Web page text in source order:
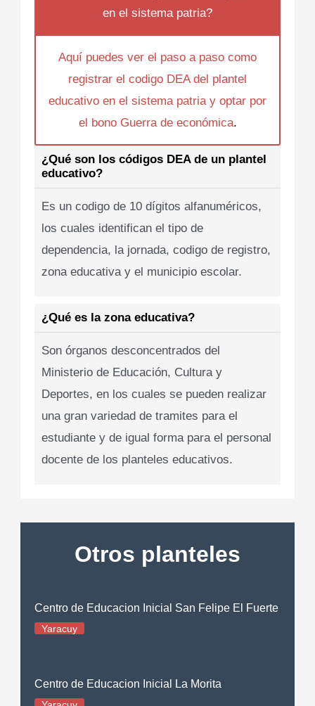
en el sistema patria?
Aquí puedes ver el paso a paso como
registrar el codigo DEA del plantel
educativo en el sistema patria y optar por
el bono Guerra de económica.
¿Qué son los códigos DEA de un plantel
educativo?
Es un codigo de 10 dígitos alfanuméricos,
los cuales identifican el tipo de
dependencia, la jornada, codigo de registro,
zona educativa y el municipio escolar.
¿Qué es la zona educativa?
Son órganos desconcentrados del
Ministerio de Educación, Cultura y
Deportes, en los cuales se pueden realizar
una gran variedad de tramites para el
estudiante y de igual forma para el personal
docente de los planteles educativos.
Otros planteles
Centro de Educacion Inicial San Felipe El Fuerte
Yaracuy
Centro de Educacion Inicial La Morita